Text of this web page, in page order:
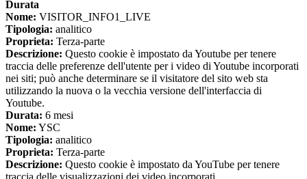
Durata
Nome: VISITOR_INFO1_LIVE
Tipologia: analitico
Proprieta: Terza-parte
Descrizione: Questo cookie è impostato da Youtube per tenere
traccia delle preferenze dell'utente per i video di Youtube incorporati
nei siti; può anche determinare se il visitatore del sito web sta
utilizzando la nuova o la vecchia versione dell'interfaccia di
Youtube.
Durata: 6 mesi
Nome: YSC
Tipologia: analitico
Proprieta: Terza-parte
Descrizione: Questo cookie è impostato da YouTube per tenere
traccia delle visualizzazioni dei video incorporati.